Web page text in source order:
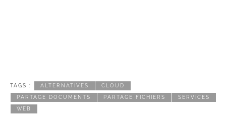
TAGS : ALTERNATIVES CLOUD
PARTAGE DOCUMENTS PARTAGE FICHIERS SERVICES
WEB